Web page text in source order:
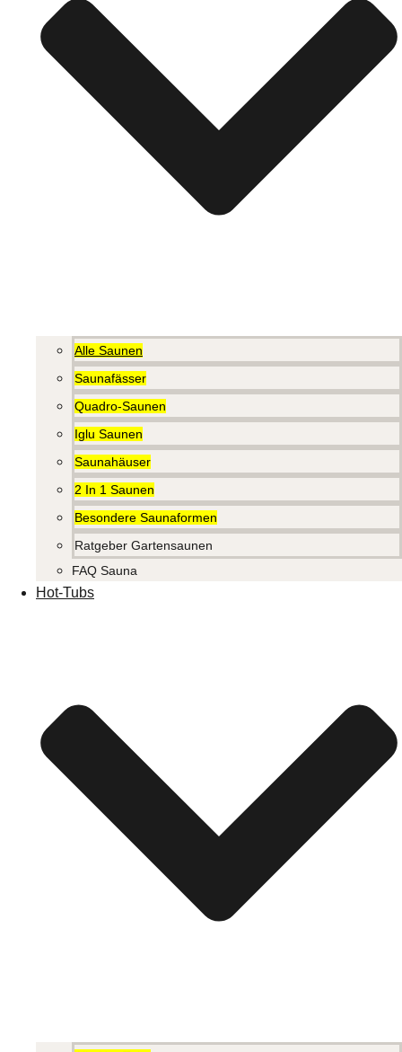
Alle Saunen
Saunafässer
Quadro-Saunen
Iglu Saunen
Saunahäuser
2 In 1 Saunen
Besondere Saunaformen
Ratgeber Gartensaunen
FAQ Sauna
Hot-Tubs